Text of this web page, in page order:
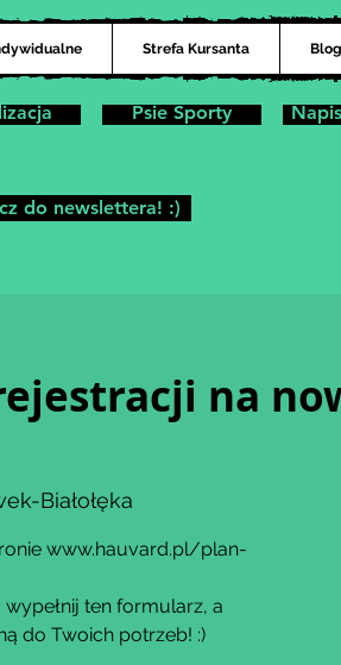
Strefa Kursanta Blog
Psie Sporty
na
Białołęka
www.hauvard.pl/plan-
ten formularz, a
do Twoich potrzeb! :)
do newslettera! :)